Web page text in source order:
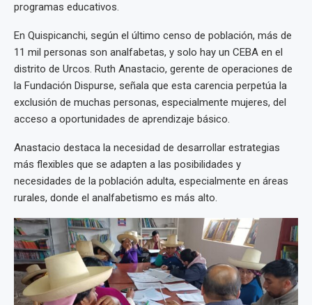
programas educativos.
En Quispicanchi, según el último censo de población, más de
11 mil personas son analfabetas, y solo hay un CEBA en el
distrito de Urcos. Ruth Anastacio, gerente de operaciones de
la Fundación Dispurse, señala que esta carencia perpetúa la
exclusión de muchas personas, especialmente mujeres, del
acceso a oportunidades de aprendizaje básico.
Anastacio destaca la necesidad de desarrollar estrategias
más flexibles que se adapten a las posibilidades y
necesidades de la población adulta, especialmente en áreas
rurales, donde el analfabetismo es más alto.